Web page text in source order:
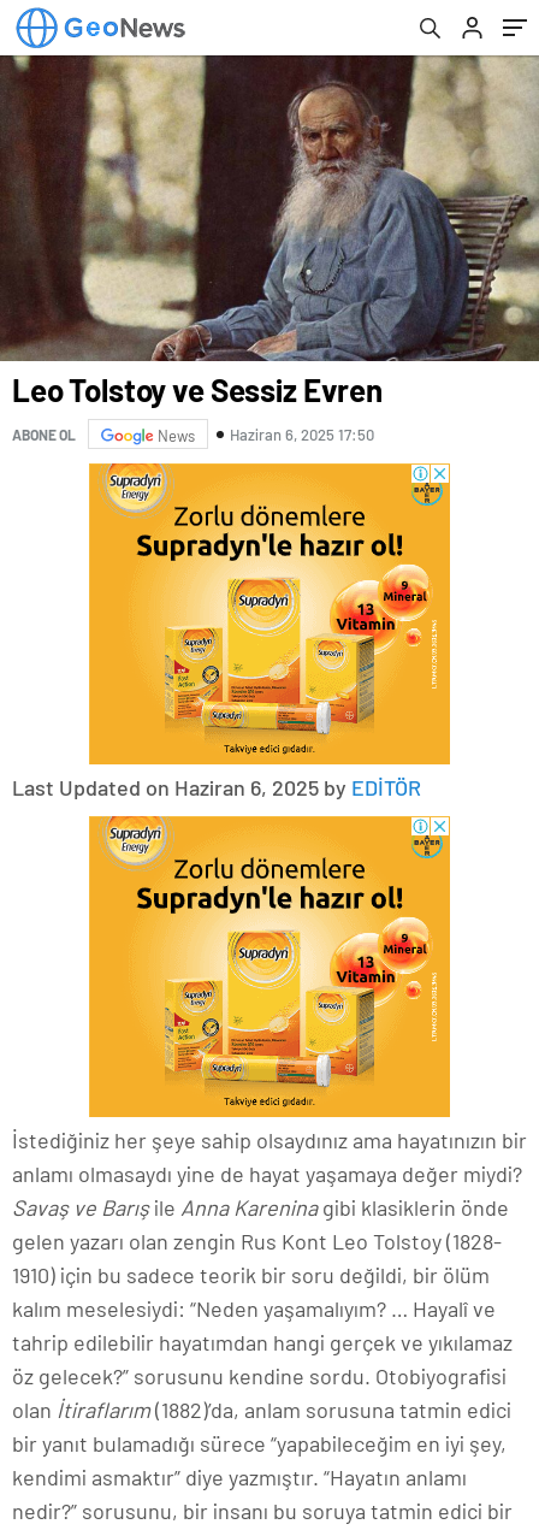
Leo Tolstoy ve Sessiz Evren
ABONE OL News Haziran 6, 2025 17:50
Last Updated on Haziran 6, 2025 by EDİTÖR
İstediğiniz her şeye sahip olsaydınız ama hayatınızın bir
anlamı olmasaydı yine de hayat yaşamaya değer miydi?
Savaş ve Barışile Anna Kareninagibi klasiklerin önde
gelen yazarı olan zengin Rus Kont Leo Tolstoy (1828-
1910) için bu sadece teorik bir soru değildi, bir ölüm
kalım meselesiydi: “Neden yaşamalıyım? … Hayalî ve
tahrip edilebilir hayatımdan hangi gerçek ve yıkılamaz
öz gelecek?” sorusunu kendine sordu. Otobiyografisi
olan İtiraflarım(1882)’da, anlam sorusuna tatmin edici
bir yanıt bulamadığı sürece “yapabileceğim en iyi şey,
kendimi asmaktır” diye yazmıştır. “Hayatın anlamı
nedir?” sorusunu, bir insanı bu soruya tatmin edici bir